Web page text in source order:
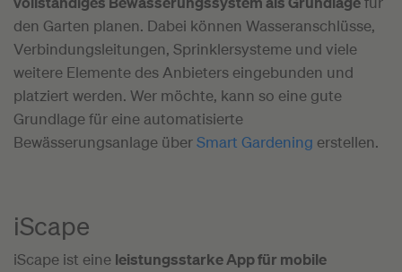
den Garten planen. Dabei können Wasseranschlüsse,
Verbindungsleitungen, Sprinklersysteme und viele
weitere Elemente des Anbieters eingebunden und
platziert werden. Wer möchte, kann so eine gute
Grundlage für eine automatisierte
Bewässerungsanlage überSmart Gardening erstellen.
iScape
iScape ist eine leistungsstarke App für mobile